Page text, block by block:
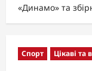
«Динамо» та
Спорт Цікаві та